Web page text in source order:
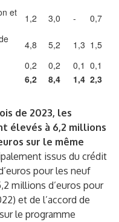
et
1,2 3,0 -
0,7
4,8 5,2 1,3 1,5
0,2 0,2 0,1 0,1
6,2 8,4 1,4 2,3
de 2023, les
élevés à 6,2 millions
sur le même
issus du crédit
pour les neuf
millions d’euros pour
et de l’accord de
le programme